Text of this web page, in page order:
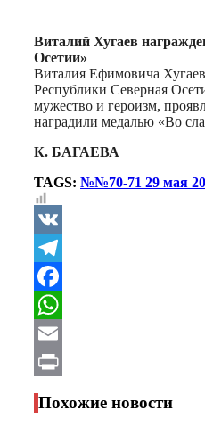
Виталий Хугаев
Осетии»
Виталия Ефимовича
Республики Северная
мужество и героизм,
наградили медалью «Во
К. БАГАЕВА
TAGS: №№70-71 29 мая
VK
Telegram
Facebook
WhatsApp
Email
Print
Похожие новости